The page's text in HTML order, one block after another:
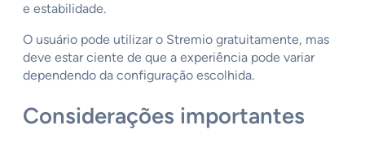
e estabilidade.
O usuário pode utilizar o Stremio gratuitamente, mas
deve estar ciente de que a experiência pode variar
dependendo da configuração escolhida.
Considerações importantes